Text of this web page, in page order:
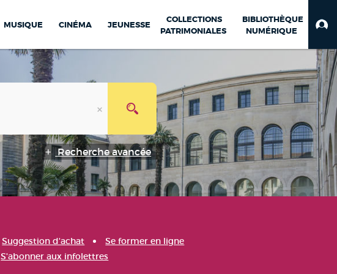
MUSIQUE CINÉMA JEUNESSE
COLLECTIONS
PATRIMONIALES
BIBLIOTHÈQUE
NUMÉRIQUE
Recherche avancée
Suggestion d'achat
Se former en ligne
S'abonner aux infolettres